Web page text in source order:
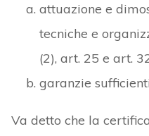
attuazione e
tecniche e
(2), art. 25 e art.
garanzie
Va detto che la